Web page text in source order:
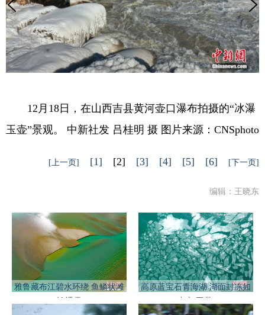
12月18日，在山西吉县黄河壶口瀑布拍摄的“冰瀑
玉壶”景观。 中新社发 吕桂明 摄 图片来源：CNSphoto
[上一页] [1] [2] [3] [4] [5] [6] [下一页]
编辑：王晓东
雅鲁藏布江碧水环绕 鱼鳞状滩
高原蓝宝石青海湖 湖面封冻如